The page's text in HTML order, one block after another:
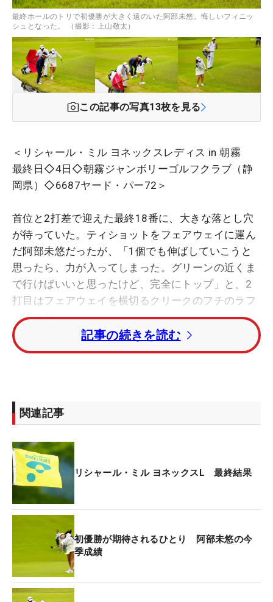
最終ホールのトリで初優勝が大きく遠のいた阿部未悠。悔しいフィニッ
シュとなった。 （撮影：上山敬太）
この記事の写真13枚を見る
＜リシャール・ミル ヨネックスレディス in 朝霧
最終日◇4日◇朝霧ジャンボリーゴルフクラブ（静
岡県）◇6687ヤード・パー72＞
首位と2打差で迎えた最終18番に、大きな落とし穴
が待っていた。ティショットをフェアウェイに運ん
だ阿部未悠だったが、「1個でも伸ばしていこうと
思ったら、力が入ってしまった。グリーンの近くま
で行けばいいと思ったけど、完全にトップ」と、2
打目はフェアウェイを横切るクリークのフチのラフ
へ沈んだ。
急なつま先下がりでラフが長い。ライは最悪だっ
が、放った打球はすぐ目の前のクリークへ消えた。
「少しでも前に出せればパーのチャンスはあると思
ね」。
負の連鎖は続いた。救済のドロップをして打った5
打目はグリーン手前の池へポチャリ。7オン・1パッ
トのトリプルボギーを叩き、トータル4アンダー・
12位タイまで順位を落として大会を終えた。
27ホールの超短期決戦で、第1ラウンドを6アンダ
ー・首位タイで突破。初優勝に向けて絶好の位置に
記事の続きを読む
関連記事
リシャール・ミル ヨネックスL 最終結果
初優勝が期待されるひとり 阿部未悠の今
季成績